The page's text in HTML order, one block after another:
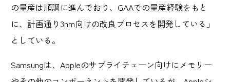
の量産は順調に進んでおり、GAAでの量産経験をもと
に、計画通り3nm向けの改良プロセスを開発している」
としている。
Samsungは、Appleのサプライチェーン向けにメモリー